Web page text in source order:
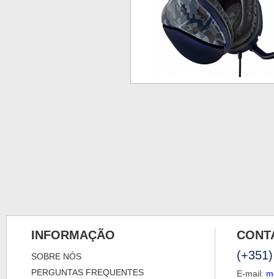
INFORMAÇÃO
SOBRE NÓS
PERGUNTAS FREQUENTES
E-mail: